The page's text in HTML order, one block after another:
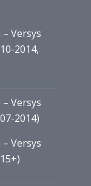
Versys
2014,
Versys
2014)
Versys